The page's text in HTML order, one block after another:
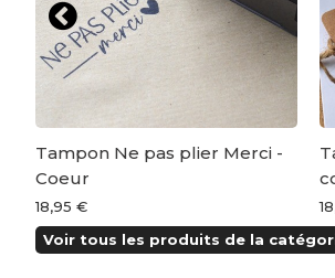
Tampon Ne pas plier Merci -
Coeur
18,95 €
Voir tous les produits de la